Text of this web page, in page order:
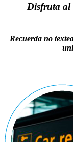
Disfruta al
Recuerda no